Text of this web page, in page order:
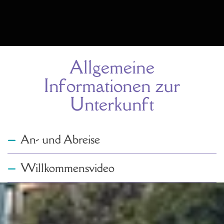
Einleitung
Allgemeine
Informationen zur
Unterkunft
Antwort anzeigen
An- und Abreise
Antwort anzeigen
Willkommensvideo